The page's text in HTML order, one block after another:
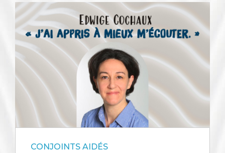
CONJOINTS AIDÉS